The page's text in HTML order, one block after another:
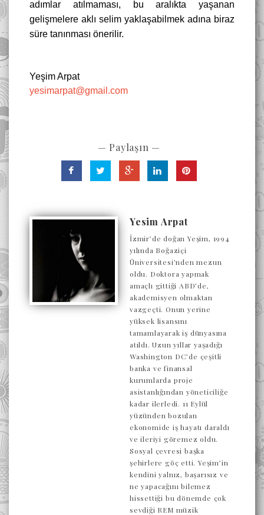
adımlar atılmaması, bu aralıkta yaşanan
gelişmelere aklı selim yaklaşabilmek adına biraz
süre tanınması önerilir.
Yeşim Arpat
yesimarpat@gmail.com
— Paylaşın —
Yesim Arpat
İzmir’de doğan Yeşim, 1994
yılında Boğaziçi
Üniversitesi’nden mezun
oldu. Doktora yapmak
amaçlı gittiği ABD’de,
akademisyen olmaktan
vazgeçti. Onun yerine
yüksek lisansını
tamamlayarak iş dünyasına
atıldı. Uzun yıllar yaşadığı
Washington DC’de çeşitli
banka ve finansal
kurumlarda proje
asistanlığından yöneticiliğe
kadar ilerledi. 11 Eylül
yüzünden bozulan
ekonomide iş hayatı daraldı
ve ileriyi göremez oldu.
Sosyal çevresi başka
şehirlere göç etti. Yeşim’in
kendini yalnız, başarısız ve
ne yapacağını bilemez
hissettiği bu dönemde çok
sevdiği REM müzik